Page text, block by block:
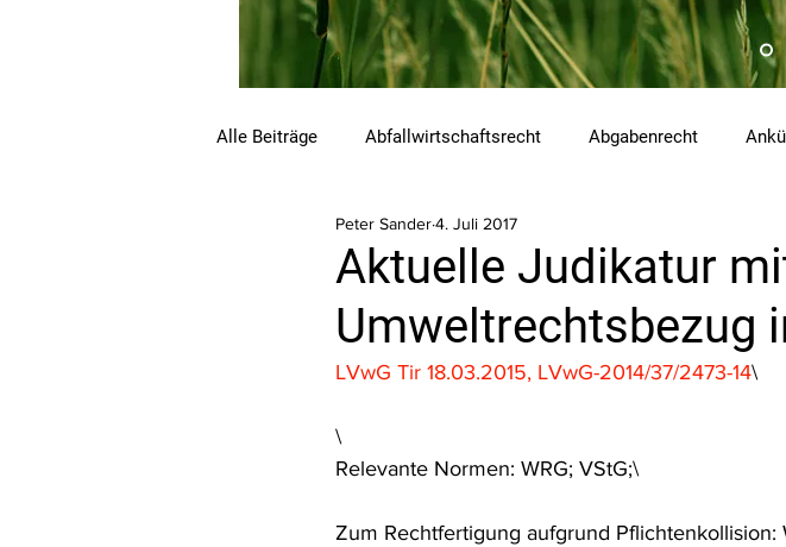
Alle Beiträge Abfallwirtschaftsrecht Abgabenrecht
Beihilfen und Förderungen
Luftreinhalterecht Naturschutzrecht Raumordnungs-
Aktuelle Judikatur
Umweltrechtsbezug
Peter Sander4. Juli 2017
LVwG Tir 18.03.2015, LVwG-2014/37/2473-14\
\
Relevante Normen: WRG; VStG;\
Zum Rechtfertigung aufgrund Pflichtenkollision: